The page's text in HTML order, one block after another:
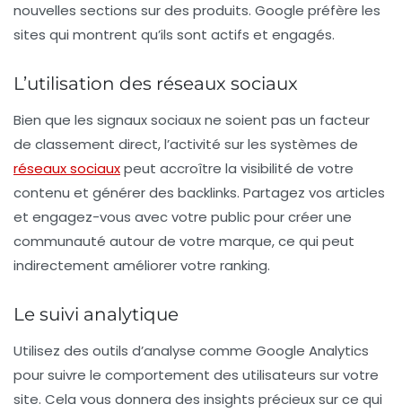
nouvelles sections sur des produits. Google préfère les
sites qui montrent qu’ils sont actifs et engagés.
L’utilisation des réseaux sociaux
Bien que les signaux sociaux ne soient pas un facteur
de classement direct, l’activité sur les systèmes de
réseaux sociauxpeut accroître la visibilité de votre
contenu et générer des backlinks. Partagez vos articles
et engagez-vous avec votre public pour créer une
communauté autour de votre marque, ce qui peut
indirectement améliorer votre ranking.
Le suivi analytique
Utilisez des outils d’analyse comme Google Analytics
pour suivre le comportement des utilisateurs sur votre
site. Cela vous donnera des insights précieux sur ce qui